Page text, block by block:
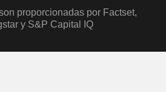
proporcionadas por Factset,
y S&P Capital IQ